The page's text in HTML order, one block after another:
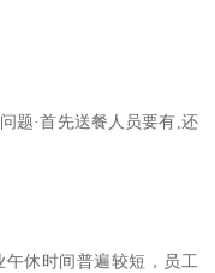
题·首先送餐人员要有,还
休时间普遍较短，员工